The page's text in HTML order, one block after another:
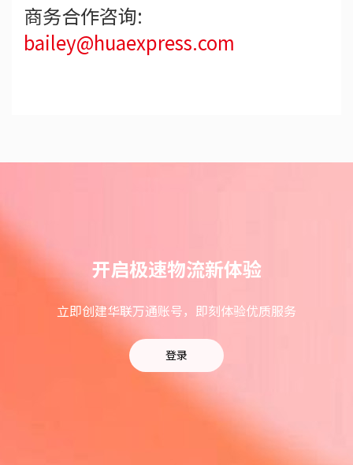
商务合作咨询:
bailey@huaexpress.com
开启极速物流新体验
立即创建华联万通账号，即刻体验优质服务
登录